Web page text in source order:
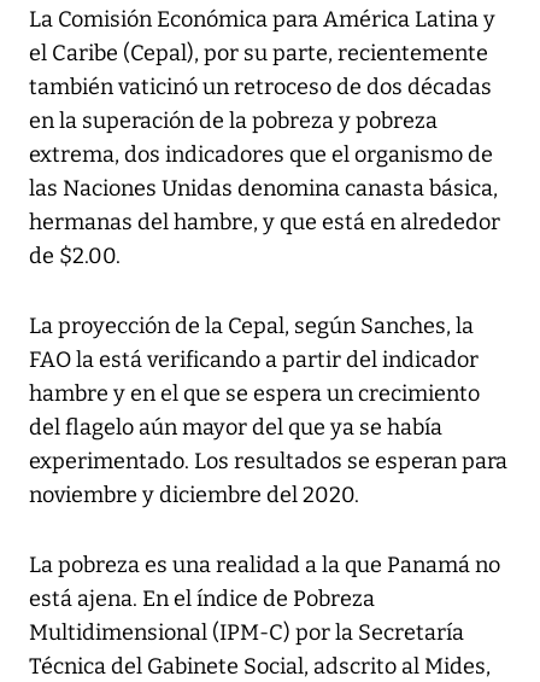
La Comisión Económica para América Latina y
el Caribe (Cepal), por su parte, recientemente
también vaticinó un retroceso de dos décadas
en la superación de la pobreza y pobreza
extrema, dos indicadores que el organismo de
las Naciones Unidas denomina canasta básica,
hermanas del hambre, y que está en alrededor
de $2.00.
La proyección de la Cepal, según Sanches, la
FAO la está verificando a partir del indicador
hambre y en el que se espera un crecimiento
del flagelo aún mayor del que ya se había
experimentado. Los resultados se esperan para
noviembre y diciembre del 2020.
La pobreza es una realidad a la que Panamá no
está ajena. En el índice de Pobreza
Multidimensional (IPM-C) por la Secretaría
Técnica del Gabinete Social, adscrito al Mides,